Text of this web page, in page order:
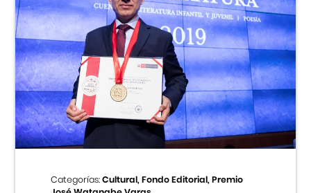
Categorías:Cultural, Fondo Editorial, Premio